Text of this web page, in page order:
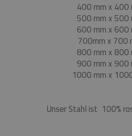
400 mm x 400
500 mm x 500
600 mm x 600
700mm x 700
800 mm x 800
900 mm x 900
1000 mm x
Unser Stahl ist 100%